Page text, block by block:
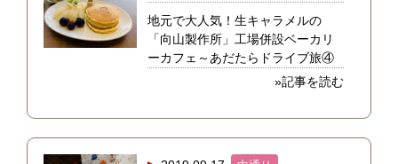
地元で大人気！生キャラメルの
「向山製作所」工場併設ベーカリ
ーカフェ～あだたらドライブ旅④
»記事を読む